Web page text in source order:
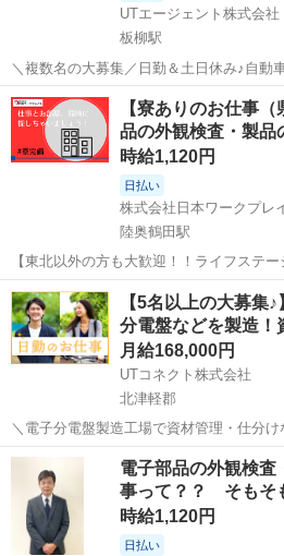
UTエージェント株式会
板柳駅
＼複数名の大募集／日勤＆土日休み♪自動
工・組付け！未経験歓迎☆ 【キャンペーン】 【デジタルギフト】 赴
任での新規ご入社の方に！入社日に現金
円分支給♪ 【日払い制度】 ...
青森 北津軽郡 板柳駅 仕分け
【寮ありのお仕事
品の外観検査・製
時給1,120円
日払い
株式会社日本ワークプレ
陸奥鶴田駅
【東北以外の方も大歓迎！！ライフステ
可能】 当社は全国的に拠点を抱えておりますため、 結婚、里帰り、親
の介護など、 人生の節目ライフステージ
のご紹介が可能です！ 拠点を...
青森 北津軽郡 陸奥鶴田駅 工場
【5名以上の大募集
分電盤などを製造
月給168,000円
UTコネクト株式会社
北津軽郡
＼電子分電盤製造工場で資材管理・仕分けなど！／ ☆未経
管理や発注業務などの経験がある方大歓
する資材 ◆在庫管...
青森 北津軽郡 工場
電子部品の外観検査
事って？？ そもそ
時給1,120円
日払い